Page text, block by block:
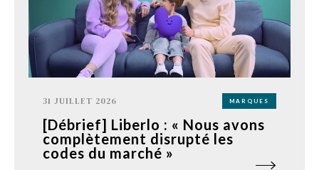
31 JUILLET 2026 MARQUES
[Débrief] Liberlo : « Nous avons
complètement disrupté les
codes du marché »